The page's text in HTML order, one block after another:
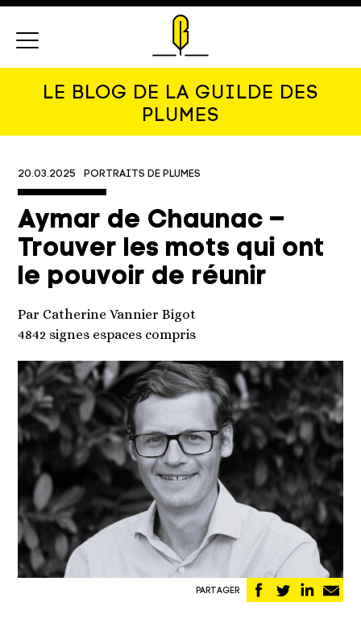
LE BLOG DE LA GUILDE DES
PLUMES
20.03.2025 PORTRAITS DE PLUMES
Aymar de Chaunac –
Trouver les mots qui ont
le pouvoir de réunir
Par Catherine Vannier Bigot
4842 signes espaces compris
PARTAGER
Partager
sur
Partager
sur sur